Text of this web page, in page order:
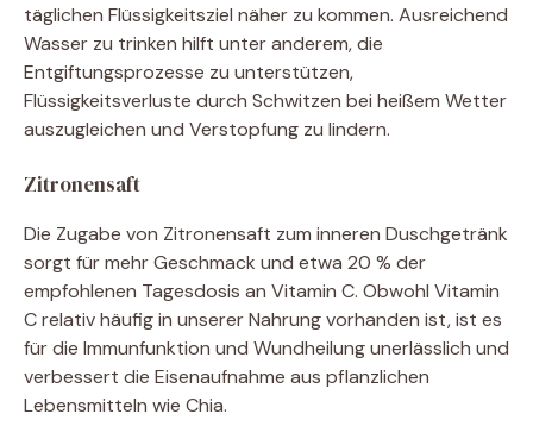
täglichen Flüssigkeitsziel näher zu kommen. Ausreichend
Wasser zu trinken hilft unter anderem, die
Entgiftungsprozesse zu unterstützen,
Flüssigkeitsverluste durch Schwitzen bei heißem Wetter
auszugleichen und Verstopfung zu lindern.
Zitronensaft
Die Zugabe von Zitronensaft zum inneren Duschgetränk
sorgt für mehr Geschmack und etwa 20 % der
empfohlenen Tagesdosis an Vitamin C. Obwohl Vitamin
C relativ häufig in unserer Nahrung vorhanden ist, ist es
für die Immunfunktion und Wundheilung unerlässlich und
verbessert die Eisenaufnahme aus pflanzlichen
Lebensmitteln wie Chia.